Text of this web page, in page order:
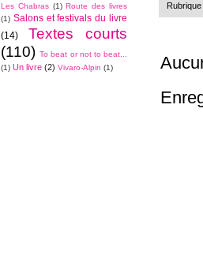
Rubrique
Les Chabras (1) Route des livres
(1) Salons et festivals du livre
(14)
Textes courts
(110) To beat or not to beat...
(1) Un livre (2) Vivaro-Alpin (1)